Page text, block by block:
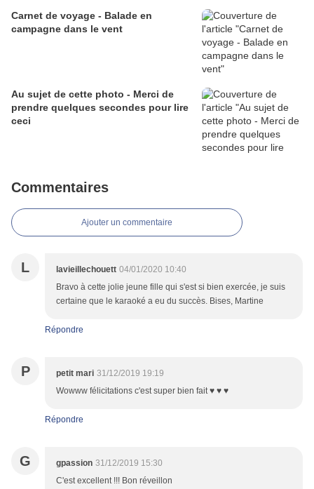
Carnet de voyage - Balade en
campagne dans le vent
Au sujet de cette photo - Merci de
prendre quelques secondes pour lire
ceci
Commentaires
Ajouter un commentaire
L lavieillechouett 04/01/2020 10:40
Bravo à cette jolie jeune fille qui s'est si bien exercée, je suis
certaine que le karaoké a eu du succès. Bises, Martine
Répondre
P petit mari 31/12/2019 19:19
Wowww félicitations c'est super bien fait ♥ ♥ ♥
Répondre
G gpassion 31/12/2019 15:30
C'est excellent !!! Bon réveillon